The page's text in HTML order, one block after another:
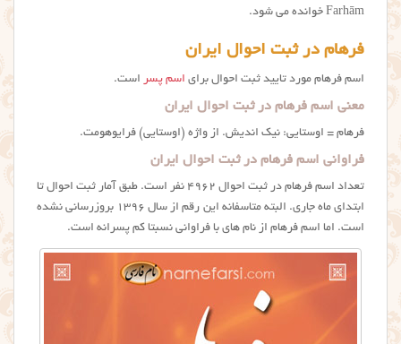
Farhām خوانده می شود.
فرهام در ثبت احوال ایران
اسم فرهام مورد تایید ثبت احوال برای اسم پسر است.
معنی اسم فرهام در ثبت احوال ایران
فرهام = اوستایی: نیک اندیش. از واژه‌ (اوستایی) فرایوهومت.
فراوانی اسم فرهام در ثبت احوال ایران
تعداد اسم فرهام در ثبت احوال ۴۹۶۲ نفر است. طبق آمار ثبت احوال تا
ابتدای ماه جاری. البته متاسفانه این رقم از سال ۱۳۹۶ بروزرسانی نشده
است. اما اسم فرهام از نام های با فراوانی نسبتا کم پسرانه است.